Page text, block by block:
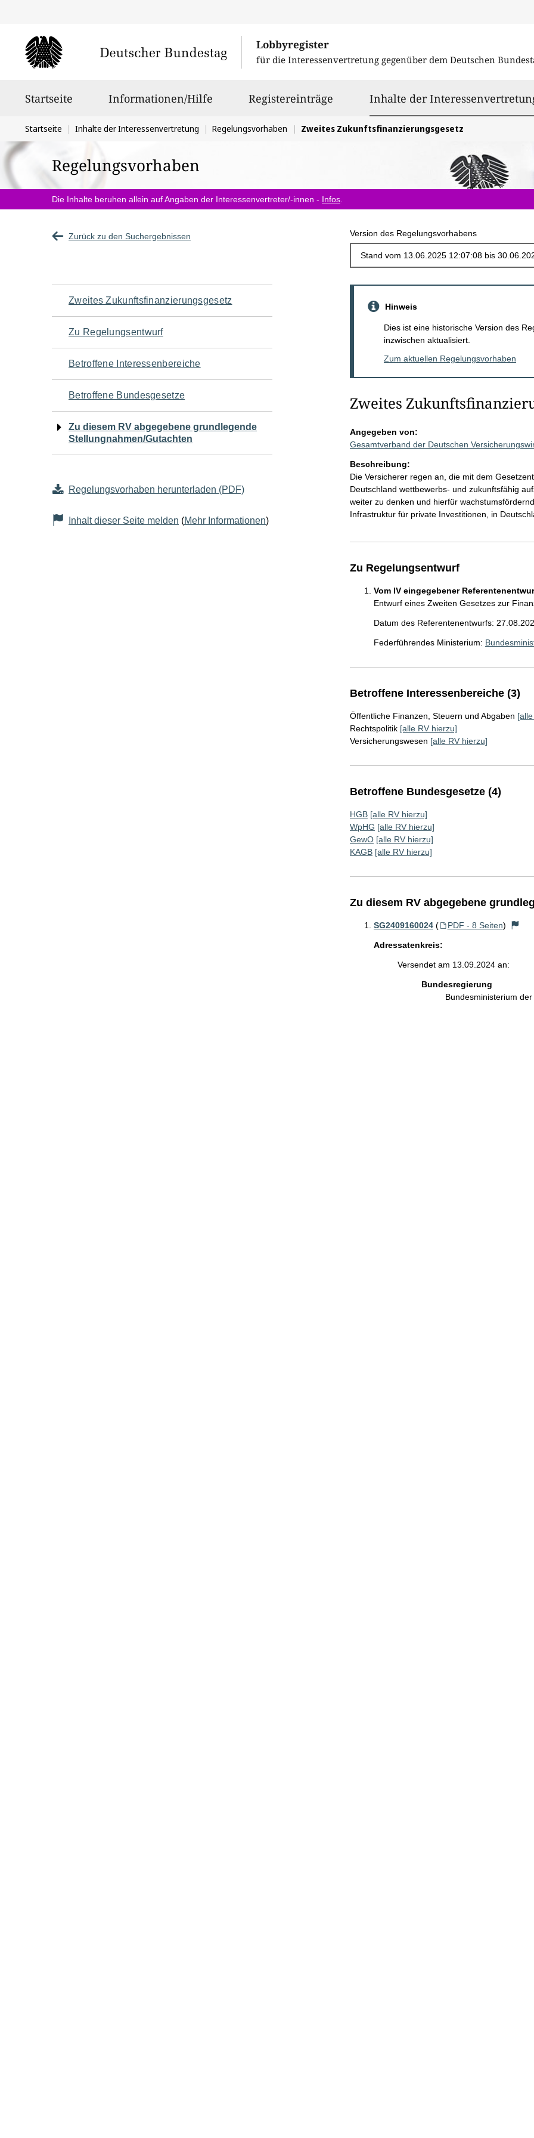
Lobbyregister
für die Interessenvertretung gegenüber dem Deutschen
Startseite Informationen/Hilfe Registereinträge Inhalte der
Sie
befinden
sich
hier:
Startseite Inhalte der Interessenvertretung Regelungsvorhaben Zweites Zukunftsfinanzierungsgesetz
Regelungsvorhaben
Die Inhalte beruhen allein auf Angaben der Interessenvertreter/-innen - Infos
Zurück zu den Suchergebnissen Version des Regelungsvorhabens
Navigation
für
den
Seiteninhalt
Zweites Zukunftsfinanzierungsgesetz
Zu Regelungsentwurf
Betroffene Interessenbereiche
Betroffene Bundesgesetze
Zu diesem RV abgegebene grundlegende
Stellungnahmen/Gutachten
Regelungsvorhaben herunterladen (PDF)
Inhalt dieser Seite melden (Mehr Informationen)
Hinweis
Dies ist eine historische Version des
inzwischen aktualisiert.
Zum aktuellen Regelungsvorhaben
Zweites
Angegeben von:
Gesamtverband der Deutschen
Beschreibung:
Die Versicherer regen an, die mit dem
Deutschland wettbewerbs- und zukunftsfähig
weiter zu denken und hierfür
Infrastruktur für private Investitionen, in
Zu Regelungsentwurf
Vom IV eingegebener
Entwurf eines Zweiten Gesetzes zur
Datum des Referentenentwurfs:
Federführendes Ministerium:
Betroffene Interessenbereiche (3)
Öffentliche Finanzen, Steuern und Abgaben
Rechtspolitik [alle RV hierzu]
Versicherungswesen [alle RV hierzu]
Betroffene Bundesgesetze (4)
HGB [alle RV hierzu]
WpHG [alle RV hierzu]
GewO [alle RV hierzu]
KAGB [alle RV hierzu]
Zu diesem RV abgegebene
SG2409160024 ( PDF - 8 Seiten)
Adressatenkreis:
Versendet am 13.09.2024 an:
Bundesregierung
Bundesministerium